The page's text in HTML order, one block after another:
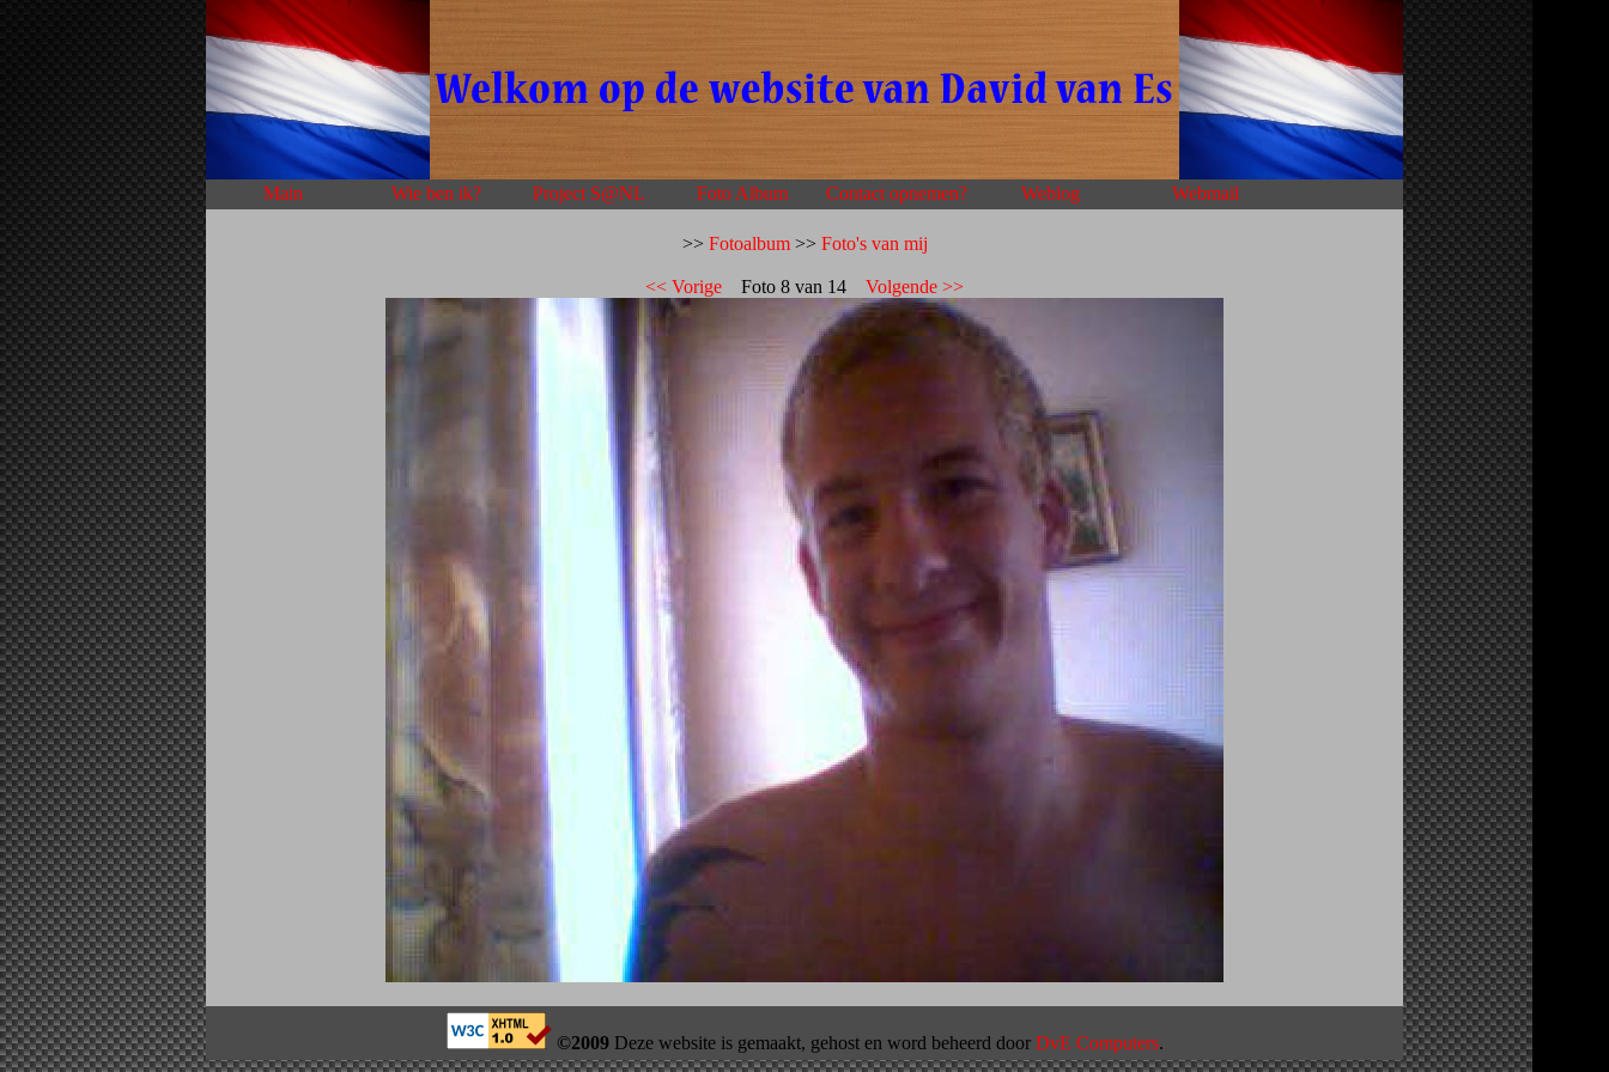
Main Wie ben ik? Project S@NL Foto Album Contact opnemen? Weblog Webmail
>> Fotoalbum>> Foto's van mij
<< Vorige Foto 8 van 14 Volgende >>
©2009Deze website is gemaakt, gehost en word beheerd door DvE Computers.